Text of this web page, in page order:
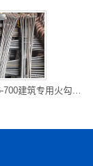
加厚步步紧 M6-700建筑专用火勾 重庆武隆库房现货 可专车到场